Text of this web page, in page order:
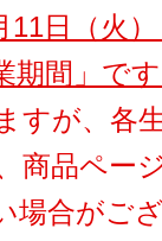
11日（火
期間」で
すが、各
商品ペー
場合がご